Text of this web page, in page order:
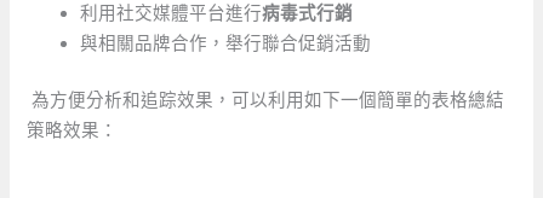
利用社交媒體平台進行病毒式行銷
與相關品牌合作，舉行聯合促銷活動
‌ ⁣為方便分析和追踪效果，可以利用如下一個簡單的表格總結
策略效果：